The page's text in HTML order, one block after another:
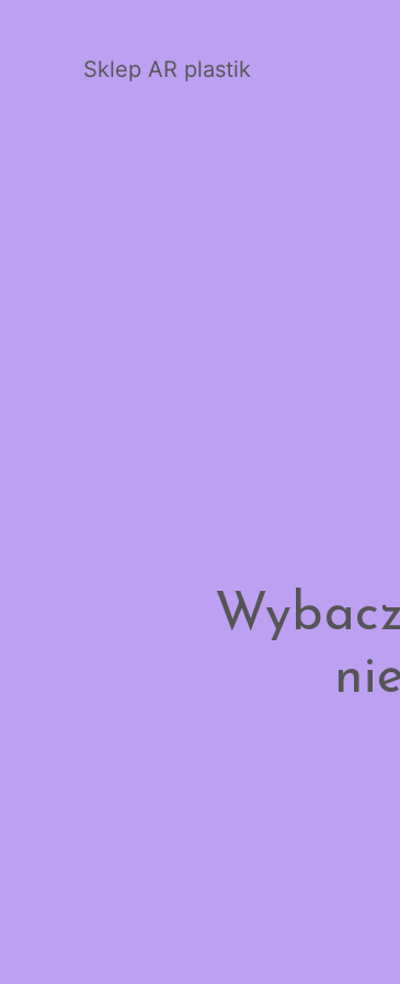
Sklep AR plastik